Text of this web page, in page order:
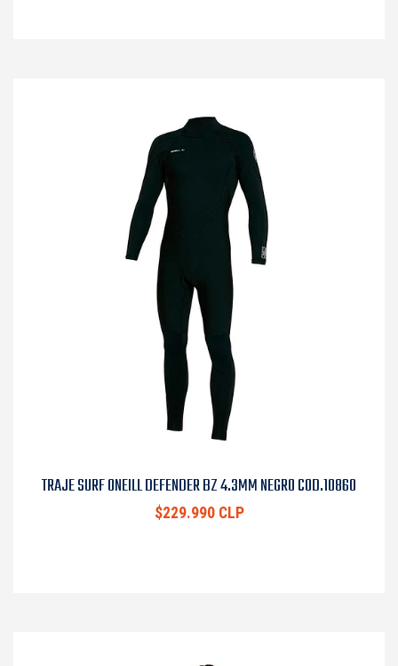
TRAJE SURF ONEILL DEFENDER BZ 4.3MM NEGRO COD.10860
$229.990 CLP